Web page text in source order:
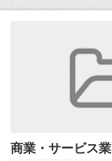
商業・サービス業